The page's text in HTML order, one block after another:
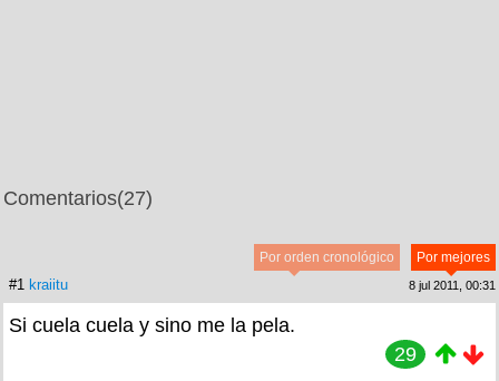
Comentarios(27)
Por mejores
Por orden cronológico
#1 kraiitu 8 jul 2011, 00:31
Si cuela cuela y sino me la pela.
29